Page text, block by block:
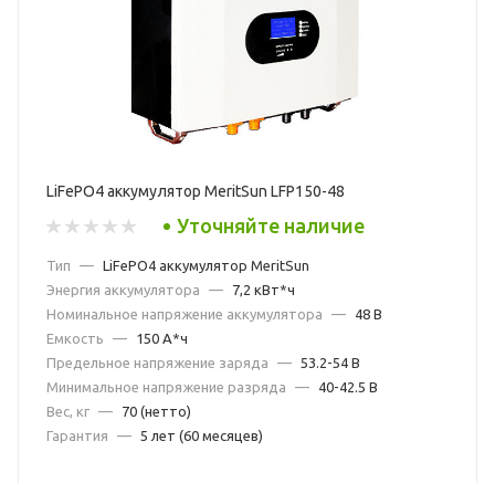
LiFePO4 аккумулятор MeritSun LFP150-48
Уточняйте наличие
Тип — LiFePO4 аккумулятор MeritSun
Энергия аккумулятора
—
7,2 кВт*ч
Номинальное напряжение аккумулятора
—
48 В
Емкость
—
150 А*ч
Предельное напряжение заряда
— 53.2-54 В
Минимальное напряжение разряда
—
40-42.5 В
Вес, кг —
70 (нетто)
Гарантия
— 5 лет (60 месяцев)